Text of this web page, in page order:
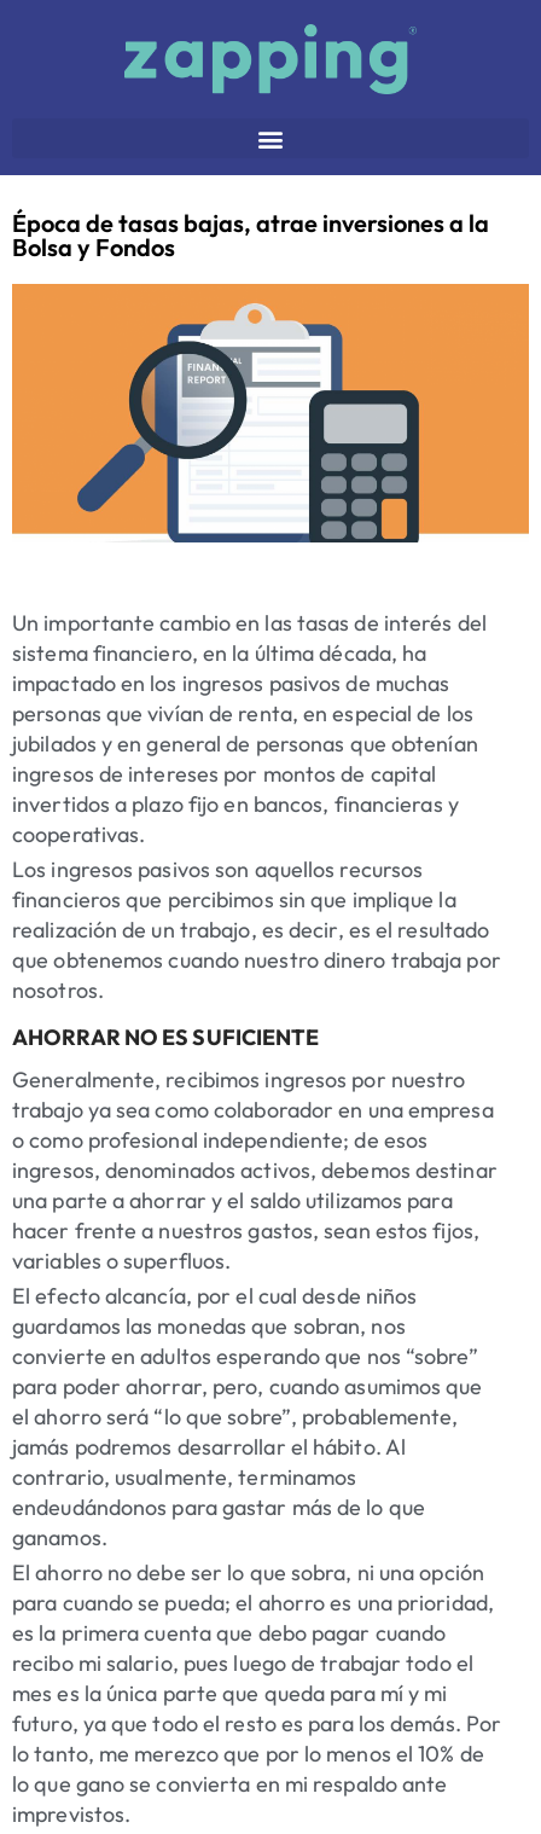
Época de tasas bajas, atrae inversiones a la
Bolsa y Fondos
Un importante cambio en las tasas de interés del
sistema financiero, en la última década, ha
impactado en los ingresos pasivos de muchas
personas que vivían de renta, en especial de los
jubilados y en general de personas que obtenían
ingresos de intereses por montos de capital
invertidos a plazo fijo en bancos, financieras y
cooperativas.
Los ingresos pasivos son aquellos recursos
financieros que percibimos sin que implique la
realización de un trabajo, es decir, es el resultado
que obtenemos cuando nuestro dinero trabaja por
nosotros.
AHORRAR NO ES SUFICIENTE
Generalmente, recibimos ingresos por nuestro
trabajo ya sea como colaborador en una empresa
o como profesional independiente; de esos
ingresos, denominados activos, debemos destinar
una parte a ahorrar y el saldo utilizamos para
hacer frente a nuestros gastos, sean estos fijos,
variables o superfluos.
El efecto alcancía, por el cual desde niños
guardamos las monedas que sobran, nos
convierte en adultos esperando que nos “sobre”
para poder ahorrar, pero, cuando asumimos que
el ahorro será “lo que sobre”, probablemente,
jamás podremos desarrollar el hábito. Al
contrario, usualmente, terminamos
endeudándonos para gastar más de lo que
ganamos.
El ahorro no debe ser lo que sobra, ni una opción
para cuando se pueda; el ahorro es una prioridad,
es la primera cuenta que debo pagar cuando
recibo mi salario, pues luego de trabajar todo el
mes es la única parte que queda para mí y mi
futuro, ya que todo el resto es para los demás. Por
lo tanto, me merezco que por lo menos el 10% de
lo que gano se convierta en mi respaldo ante
imprevistos.